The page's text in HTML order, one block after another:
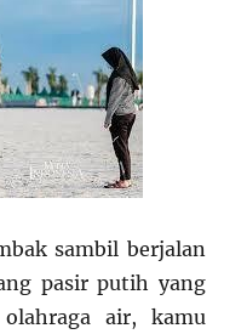
sambil berjalan
pasir putih yang
air, kamu